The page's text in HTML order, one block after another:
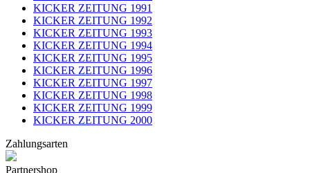
KICKER ZEITUNG 1991
KICKER ZEITUNG 1992
KICKER ZEITUNG 1993
KICKER ZEITUNG 1994
KICKER ZEITUNG 1995
KICKER ZEITUNG 1996
KICKER ZEITUNG 1997
KICKER ZEITUNG 1998
KICKER ZEITUNG 1999
KICKER ZEITUNG 2000
Zahlungsarten
Partnershop